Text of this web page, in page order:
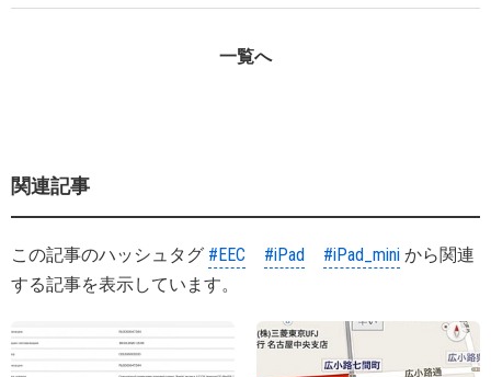
一覧へ
関連記事
この記事のハッシュタグ #EEC #iPad #iPad_mini から関連
する記事を表示しています。